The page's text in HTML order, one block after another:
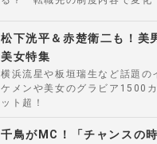
松下洸平＆赤楚衛二も！美
美女特集
横浜流星や板垣瑞生など話題の
ケメンや美女のグラビア1500カ
ット超！
千鳥がMC！「チャンスの時